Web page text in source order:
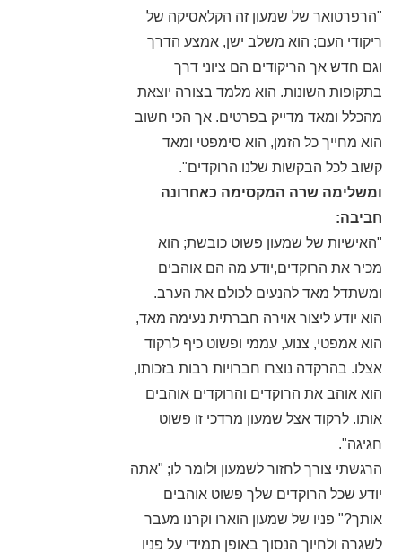
"הרפרטואר של שמעון זה הקלאסיקה של
ריקודי העם; הוא משלב ישן, אמצע הדרך
וגם חדש אך הריקודים הם ציוני דרך
בתקופות השונות. הוא מלמד בצורה יוצאת
מהכלל ומאד מדייק בפרטים. אך הכי חשוב
הוא מחייך כל הזמן, הוא סימפטי ומאד
קשוב לכל הבקשות שלנו הרוקדים".
ומשלימה שרה המקסימה כאחרונה
חביבה:
"האישיות של שמעון פשוט כובשת; הוא
מכיר את הרוקדים,יודע מה הם אוהבים
ומשתדל מאד להנעים לכולם את הערב.
הוא יודע ליצור אוירה חברתית נעימה מאד,
הוא אמפטי, צנוע, עממי ופשוט כיף לרקוד
אצלו. בהרקדה נוצרו חברויות רבות בזכותו,
הוא אוהב את הרוקדים והרוקדים אוהבים
אותו. לרקוד אצל שמעון מרדכי זו פשוט
חגיגה".
הרגשתי צורך לחזור לשמעון ולומר לו; "אתה
יודע שכל הרוקדים שלך פשוט אוהבים
אותך?" פניו של שמעון הוארו וקרנו מעבר
לשגרה ולחיוך הנסוך באופן תמידי על פניו